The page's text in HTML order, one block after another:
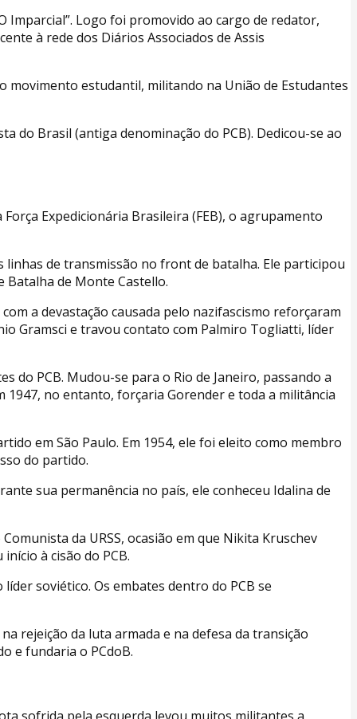
Imparcial”. Logo foi promovido ao cargo de redator,
à rede dos Diários Associados de Assis
movimento estudantil, militando na União de Estudantes
do Brasil (antiga denominação do PCB). Dedicou-se ao
Expedicionária Brasileira (FEB), o agrupamento
de transmissão no front de batalha. Ele participou
Batalha de Monte Castello.
a devastação causada pelo nazifascismo reforçaram
Gramsci e travou contato com Palmiro Togliatti, líder
do PCB. Mudou-se para o Rio de Janeiro, passando a
1947, no entanto, forçaria Gorender e toda a militância
em São Paulo. Em 1954, ele foi eleito como membro
do partido.
sua permanência no país, ele conheceu Idalina de
da URSS, ocasião em que Nikita Kruschev
à cisão do PCB.
soviético. Os embates dentro do PCB se
rejeição da luta armada e na defesa da transição
e fundaria o PCdoB.